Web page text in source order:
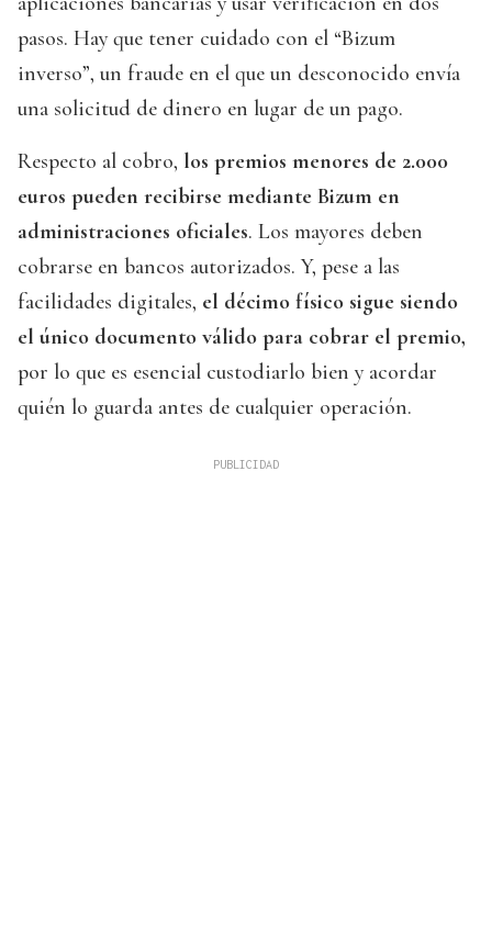
pasos. Hay que tener cuidado con el “Bizum
inverso”, un fraude en el que un desconocido envía
una solicitud de dinero en lugar de un pago.
Respecto al cobro, los premios menores de 2.000
euros pueden recibirse mediante Bizum en
administraciones oficiales. Los mayores deben
cobrarse en bancos autorizados. Y, pese a las
facilidades digitales, el décimo físico sigue siendo
el único documento válido para cobrar el premio,
por lo que es esencial custodiarlo bien y acordar
quién lo guarda antes de cualquier operación.